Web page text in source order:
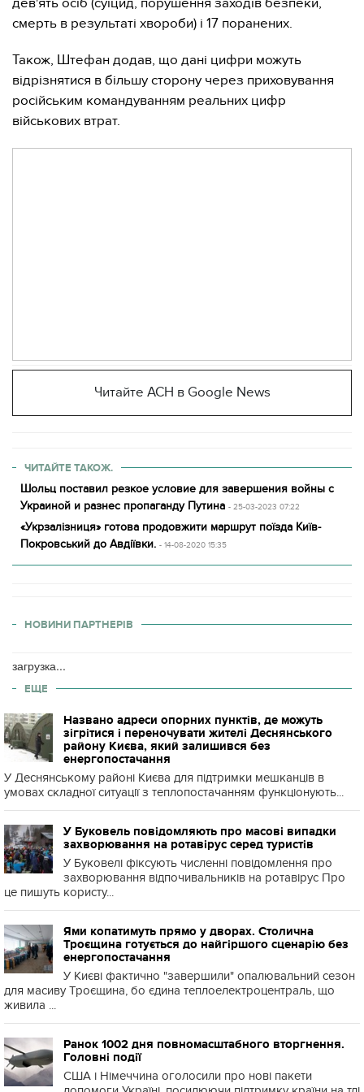
дев'ять осіб (суїцид, порушення заходів безпеки,
смерть в результаті хвороби) і 17 поранених.
Також, Штефан додав, що дані цифри можуть
відрізнятися в більшу сторону через приховування
російським командуванням реальних цифр
військових втрат.
Читайте АСН в Google News
ЧИТАЙТЕ ТАКОЖ.
Шольц поставил резкое условие для завершения войны с
Украиной и разнес пропаганду Путина - 25-03-2023 07:22
«Укрзалізниця» готова продовжити маршрут поїзда Київ-
Покровський до Авдіївки. - 14-08-2020 15:35
НОВИНИ ПАРТНЕРІВ
загрузка...
ЕЩЕ
Названо адреси опорних пунктів, де можуть
зігрітися і переночувати жителі Деснянського
району Києва, який залишився без
енергопостачання
У Деснянському районі Києва для підтримки мешканців в
умовах складної ситуації з теплопостачанням функціонують...
У Буковель повідомляють про масові випадки
захворювання на ротавірус серед туристів
У Буковелі фіксують численні повідомлення про
захворювання відпочивальників на ротавірус Про
це пишуть користу...
Ями копатимуть прямо у дворах. Столична
Троєщина готується до найгіршого сценарію без
енергопостачання
У Києві фактично "завершили" опалювальний сезон
для масиву Троєщина, бо єдина теплоелектроцентраль, що
живила ...
Ранок 1002 дня повномасштабного вторгнення.
Головні події
США і Німеччина оголосили про нові пакети